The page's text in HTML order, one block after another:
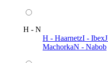
H - N
H - HaarnetzI - Ibex
MachorkaN - Nabob